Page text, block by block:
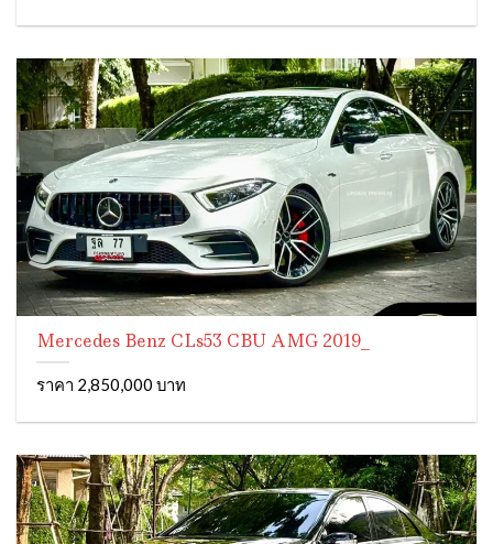
Mercedes Benz CLs53 CBU AMG 2019_
ราคา 2,850,000 บาท